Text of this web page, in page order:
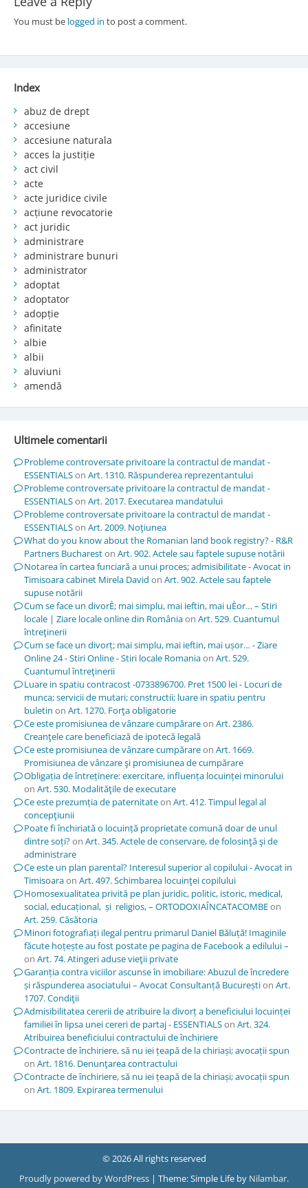
You must be logged in to post a comment.
Index
abuz de drept
accesiune
accesiune naturala
acces la justiție
act civil
acte
acte juridice civile
acțiune revocatorie
act juridic
administrare
administrare bunuri
administrator
adoptat
adoptator
adopție
afinitate
albie
albii
aluviuni
amendă
Ultimele comentarii
Probleme controversate privitoare la contractul de mandat -
ESSENTIALSon Art. 1310. Răspunderea reprezentantului
Probleme controversate privitoare la contractul de mandat -
ESSENTIALSon Art. 2017. Executarea mandatului
Probleme controversate privitoare la contractul de mandat -
ESSENTIALSon Art. 2009. Noţiunea
What do you know about the Romanian land book registry? - R&R
Partners Buchareston Art. 902. Actele sau faptele supuse notării
Notarea în cartea funciară a unui proces; admisibilitate - Avocat in
Timisoara cabinet Mirela David on Art. 902. Actele sau faptele
supuse notării
Cum se face un divorÈ; mai simplu, mai ieftin, mai uÈor… – Stiri
locale | Ziare locale online din Româniaon Art. 529. Cuantumul
întreţinerii
Cum se face un divorț; mai simplu, mai ieftin, mai ușor… - Ziare
Online 24 - Stiri Online - Stiri locale Romaniaon Art. 529.
Cuantumul întreţinerii
Luare in spatiu contracost -0733896700. Pret 1500 lei - Locuri de
munca; servicii de mutari; constructii; luare in spatiu pentru
buletin on Art. 1270. Forţa obligatorie
Ce este promisiunea de vânzare cumpărareon Art. 2386.
Creanţele care beneficiază de ipotecă legală
Ce este promisiunea de vânzare cumpărareon Art. 1669.
Promisiunea de vânzare şi promisiunea de cumpărare
Obligația de întreținere: exercitare, influența locuinței minorului
on Art. 530. Modalităţile de executare
Ce este prezumția de paternitateon Art. 412. Timpul legal al
concepţiunii
Poate fi închiriată o locuință proprietate comună doar de unul
dintre soți?on Art. 345. Actele de conservare, de folosinţă şi de
administrare
Ce este un plan parental? Interesul superior al copilului - Avocat in
Timisoaraon Art. 497. Schimbarea locuinţei copilului
Homosexualitatea privită pe plan juridic, politic, istoric, medical,
social, educațional, și religios, – ORTODOXIAÎNCATACOMBEon
Art. 259. Căsătoria
Minori fotografiați ilegal pentru primarul Daniel Băluță! Imaginile
făcute hoțește au fost postate pe pagina de Facebook a edilului –
on Art. 74. Atingeri aduse vieţii private
Garanția contra viciilor ascunse în imobiliare: Abuzul de încredere
și răspunderea asociatului – Avocat Consultanță Bucureștion Art.
1707. Condiţii
Admisibilitatea cererii de atribuire la divorț a beneficiului locuinței
familiei în lipsa unei cereri de partaj - ESSENTIALSon Art. 324.
Atribuirea beneficiului contractului de închiriere
Contracte de închiriere, să nu iei țeapă de la chiriași; avocații spun
on Art. 1816. Denunţarea contractului
Contracte de închiriere, să nu iei țeapă de la chiriași; avocații spun
on Art. 1809. Expirarea termenului
© 2026 All rights reserved
Proudly powered by WordPress | Theme: Simple Life by Nilambar.